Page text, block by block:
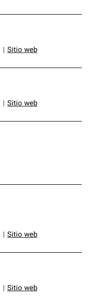
Sitio web
Sitio web
Sitio web
Sitio web